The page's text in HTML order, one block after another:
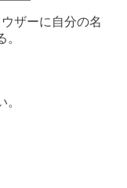
ザーに自分の名